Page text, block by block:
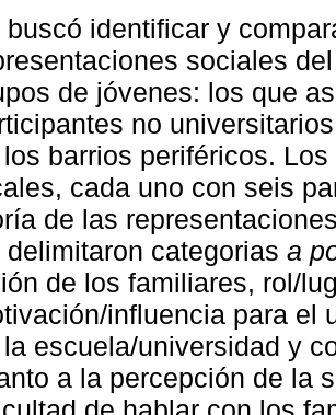
buscó identificar y
sociales
de jóvenes: los que
no
barrios periféricos.
cada uno con seis
de las
delimitaron categorias a
de los familiares, rol/
influencia para el
escuela/universidad y
a la percepción de la